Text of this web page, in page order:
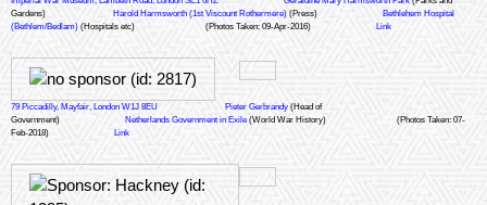
Gardens)
Harold Harmsworth (1st Viscount Rothermere) (Press)
Bethlehem Hospital
(Bethlem/Bedlam) (Hospitals etc) (Photos Taken: 09-Apr-2016) Link
79 Piccadilly, Mayfair, London W1J 8EU Pieter Gerbrandy (Head of
Government)
Netherlands Government in Exile (World War History)
(Photos Taken: 07-
Feb-2018)
Link